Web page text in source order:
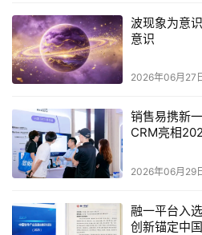
能、兼容性、崩溃日志完整记录
CI/CD研发流水线。
某头部跨境零售企业接入
人力投入下降超五成。
三、Testin云测全球云真机两
针对不同行业数据管控要求
波现象为意
意识
2026年06月27
销售易携新
CRM亮相
2026年06月29
融一平台入
创新锚定中